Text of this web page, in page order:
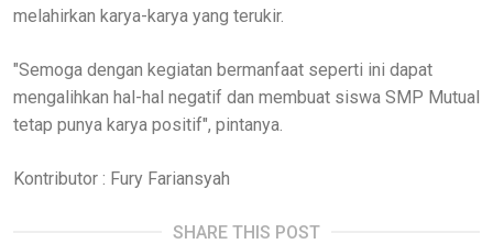
melahirkan karya-karya yang terukir.
"Semoga dengan kegiatan bermanfaat seperti ini dapat
mengalihkan hal-hal negatif dan membuat siswa SMP Mutual
tetap punya karya positif", pintanya.
Kontributor : Fury Fariansyah
SHARE THIS POST